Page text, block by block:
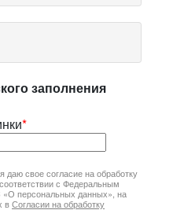
заполнения
*
даю свое согласие на обработку
с Федеральным
персональных данных», на
вСогласии на обработку